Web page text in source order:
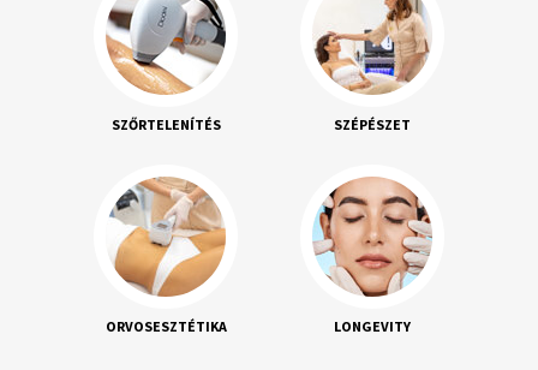
SZŐRTELENÍTÉS SZÉPÉSZET
ORVOSESZTÉTIKA LONGEVITY